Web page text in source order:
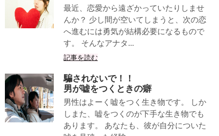
最近、恋愛から遠ざかっていたりしませ
んか？ 少し間が空いてしまうと、次の恋
へ進むには勇気が結構必要になるもので
す。 そんなアナタ...
記事を読む
騙されないで！！
男が嘘をつくときの癖
男性はよーく嘘をつく生き物です。 しか
しまた、嘘をつくのが下手な生き物でも
あります。 あなたも、彼が自分についた